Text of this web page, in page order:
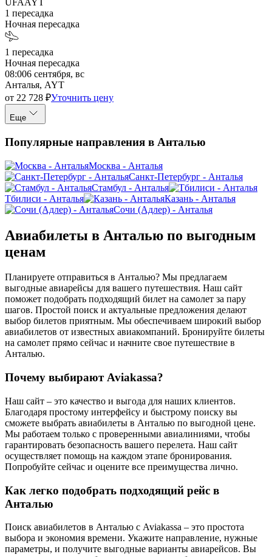
UFAAYT
1 пересадка
Ночная пересадка
1 пересадка
Ночная пересадка
08:006 сентября, вс
Анталья, AYT
от 22 728 ₽Уточнить цену
Еще
Популярные направления в Анталью
Москва - Анталья
Санкт-Петербург - Анталья
Стамбул - Анталья
Тбилиси - Анталья
Казань - Анталья
Сочи (Адлер) - Анталья
Авиабилеты в Анталью по выгодным
ценам
Планируете отправиться в Анталью? Мы предлагаем
выгодные авиарейсы для вашего путешествия. Наш сайт
поможет подобрать подходящий билет на самолет за пару
шагов. Простой поиск и актуальные предложения делают
выбор билетов приятным. Мы обеспечиваем широкий выбор
авиабилетов от известных авиакомпаний. Бронируйте билеты
на самолет прямо сейчас и начните свое путешествие в
Анталью.
Почему выбирают Aviakassa?
Наш сайт – это качество и выгода для наших клиентов.
Благодаря простому интерфейсу и быстрому поиску вы
сможете выбрать авиабилеты в Анталью по выгодной цене.
Мы работаем только с проверенными авиалиниями, чтобы
гарантировать безопасность вашего перелета. Наш сайт
осуществляет помощь на каждом этапе бронирования.
Попробуйте сейчас и оцените все преимущества лично.
Как легко подобрать подходящий рейс в
Анталью
Поиск авиабилетов в Анталью с Aviakassa – это простота
выбора и экономия времени. Укажите направление, нужные
параметры, и получите выгодные варианты авиарейсов. Вы